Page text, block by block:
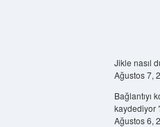
Jikle nasıl
Ağustos 7,
Bağlantıyı
kaydediyor
Ağustos 6,